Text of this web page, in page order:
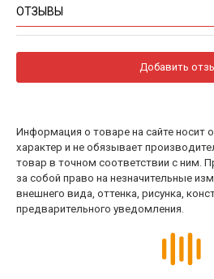
ОТЗЫВЫ
Добавить
Информация о товаре на сайте носит
характер и не обязывает
товар в точном соответствии с ним.
за собой право на незначительные
внешнего вида, оттенка, рисунка,
предварительного уведомления.